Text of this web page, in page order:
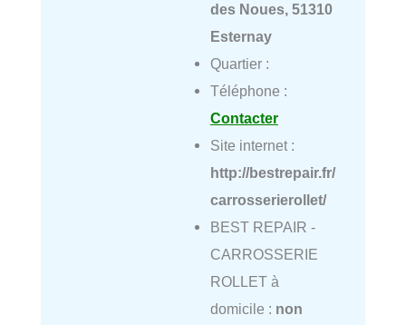
des Noues, 51310
Esternay
Quartier :
Téléphone :
Contacter
Site internet :
http://bestrepair.fr/
carrosserierollet/
BEST REPAIR -
CARROSSERIE
ROLLET à
domicile : non